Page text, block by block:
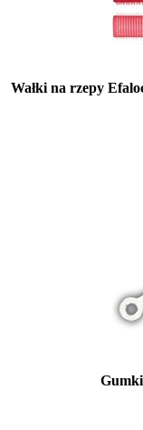
Wałki na rzepy